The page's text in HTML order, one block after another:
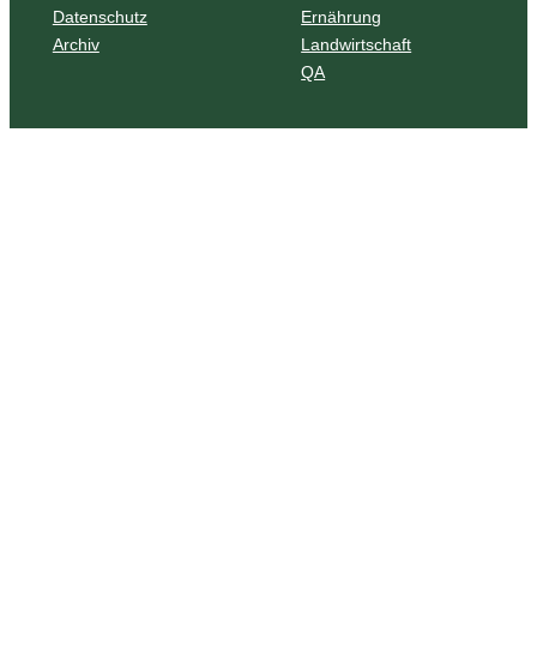
Datenschutz
Archiv
Ernährung
Landwirtschaft
QA